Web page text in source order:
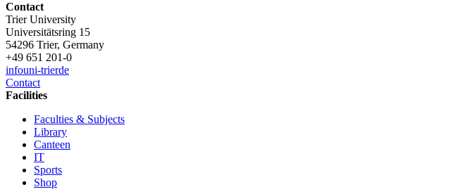
Contact
Trier University
Universitätsring 15
54296 Trier, Germany
+49 651 201-0
infouni-trierde
Contact
Facilities
Faculties & Subjects
Library
Canteen
IT
Sports
Shop